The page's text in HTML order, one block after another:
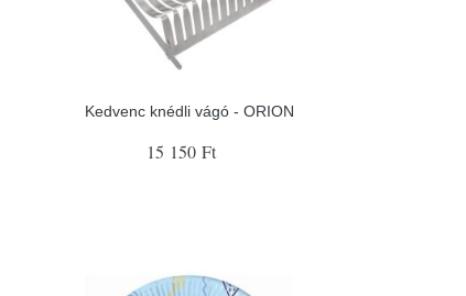
Kedvenc knédli vágó - ORION
15 150 Ft